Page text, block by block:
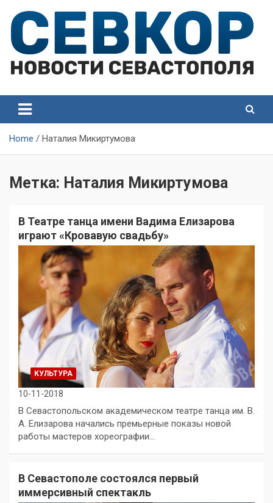
content
Севастополя
Севастополя
Home Наталия Микиртумова
Метка: Наталия Микиртумова
В Театре танца имени Вадима Елизарова
играют «Кровавую свадьбу»
КУЛЬТУРА
10-11-2018
В Севастопольском академическом театре танца им. В.
А. Елизарова начались премьерные показы новой
работы мастеров хореографии…
В Севастополе состоялся первый
иммерсивный спектакль